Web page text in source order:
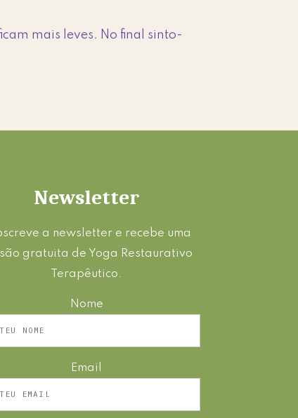
mais leves. No final sinto-
Newsletter
a newsletter e recebe uma
gratuita de Yoga Restaurativo
Terapêutico.
Nome
Email